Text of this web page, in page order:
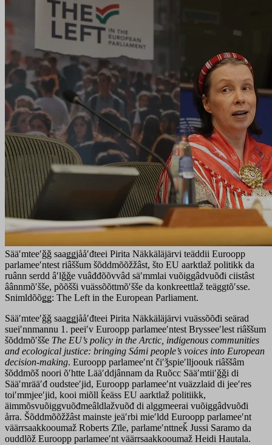
Sääʹmteeʹǧǧ saaǥǥjååʹđteei Pirita Näkkäläjärvi teäddii Euroopp
parlameeʹntest riâššum šõddmõõžžâst, što EU aarktlaž politikk da
ruânn serdd âʹlǧǧe vuâđđõõvvâd säʹmmlai vuõiggâdvuõđi ciistâst
âânnmõʹšše, põõšši vuässõõttmõʹšše da konkreettlaž teäggtõʹsse.
Snimldõõǥǥ: The Left in the European Parliament.
Sääʹmteeʹǧǧ saaǥǥjååʹđteei Pirita Näkkäläjärvi vuässõõđi seärad
sueiʹnnmannu 1. peeiʹv Euroopp parlameeʹntest Brysseeʹlest riâššum
šõddmõʹšše The EU’s policy in the Arctic, indigenous communities
and ecological justice: bringing Sámi people’s voices into European
decision-making. Euroopp parlameeʹnt čiʹǯspieʹlljoouk riâššâm
šõddmõš noori õʹhtte Lääʹddjânnam da Ruõcc Sääʹmtiiʹǧǧi di
Sääʹmrääʹđ oudsteeʹjid, Euroopp parlameeʹnt vuäzzlaid di jeeʹres
toiʹmmjeeʹjid, kooi miõll ǩeäss EU aarktlaž politiikk,
äimmõsvuõiggvuõđmeâldlažvuõđ di alggmeerai vuõiggâdvuõđi
årra. Šõddmõõžžâst mainste jeäʹrbi mieʹldd Euroopp parlameeʹnt
väärrsaakkooumaž Roberts Zīle, parlameʹnttneǩ Jussi Saramo da
ouddlõž Euroopp parlameeʹnt väärrsaakkooumaž Heidi Hautala.